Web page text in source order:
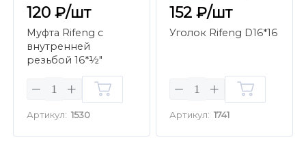
120 ₽/шт
Муфта Rifeng с
внутренней
резьбой 16*½"
Артикул: 1530
152 ₽/шт
Уголок Rifeng D16*16
Артикул: 1741